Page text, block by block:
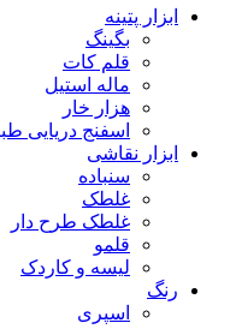
ابزار پتینه
بگینگ
قلم کات
ماله استیل
هزار خار
اسفنج دریایی
ابزار نقاشی
سنباده
غلطک
غلطک طرح دار
قلمو
لیسه و کاردک
رنگ
اسپری